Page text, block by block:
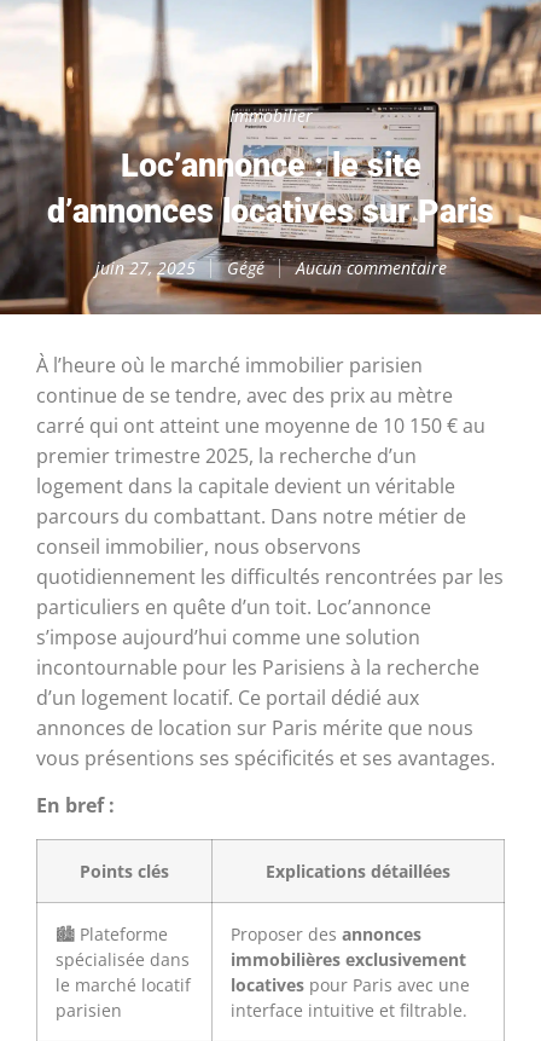
Immobilier
Loc’annonce : le site
d’annonces locatives sur Paris
juin 27, 2025 Gégé Aucun commentaire
À l’heure où le marché immobilier parisien
continue de se tendre, avec des prix au mètre
carré qui ont atteint une moyenne de 10 150 € au
premier trimestre 2025, la recherche d’un
logement dans la capitale devient un véritable
parcours du combattant. Dans notre métier de
conseil immobilier, nous observons
quotidiennement les difficultés rencontrées par les
particuliers en quête d’un toit. Loc’annonce
s’impose aujourd’hui comme une solution
incontournable pour les Parisiens à la recherche
d’un logement locatif. Ce portail dédié aux
annonces de location sur Paris mérite que nous
vous présentions ses spécificités et ses avantages.
En bref :
Points clés Explications détaillées
🏙️ Plateforme
spécialisée dans
le marché locatif
parisien
Proposer des annonces
immobilières exclusivement
locatives pour Paris avec une
interface intuitive et filtrable.